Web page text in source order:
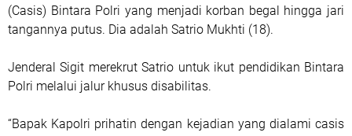
(Casis) Bintara Polri yang menjadi korban begal hingga jari
tangannya putus. Dia adalah Satrio Mukhti (18).
Jenderal Sigit merekrut Satrio untuk ikut pendidikan Bintara
Polri melalui jalur khusus disabilitas.
“Bapak Kapolri prihatin dengan kejadian yang dialami casis